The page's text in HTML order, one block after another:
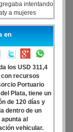
intentando
a mujeres
en la genealogía
rondas, la
para estar en
en
los USD 311,4
recursos
Portuario
Plata, tiene un
de 120 días y
dentro de un
al
vehicular.